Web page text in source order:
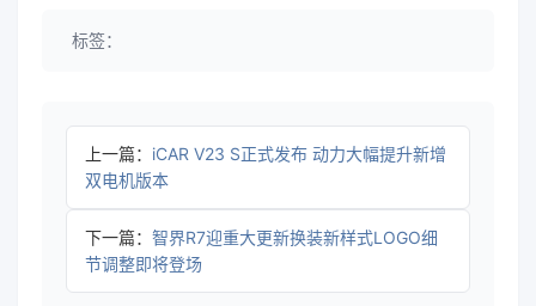
标签：
上一篇： iCAR V23 S正式发布 动力大幅提升新增
双电机版本
下一篇： 智界R7迎重大更新换装新样式LOGO细
节调整即将登场